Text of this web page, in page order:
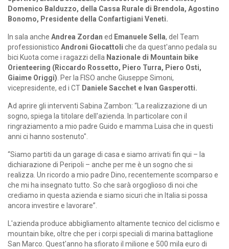
Domenico Balduzzo, della Cassa Rurale di Brendola, Agostino
Bonomo, Presidente della Confartigiani Veneti.
In sala anche Andrea Zordan ed Emanuele Sella, del Team
professionistico Androni Giocattoli che da quest'anno pedala su
bici Kuota come i ragazzi della Nazionale di Mountain bike
Orienteering (Riccardo Rossetto, Piero Turra, Piero Osti,
Giaime Origgi). Per la FISO anche Giuseppe Simoni,
vicepresidente, ed i CT Daniele Sacchet e Ivan Gasperotti.
Ad aprire gli interventi Sabina Zambon: “La realizzazione di un
sogno, spiega la titolare dell'azienda. In particolare con il
ringraziamento a mio padre Guido e mamma Luisa che in questi
anni ci hanno sostenuto".
“Siamo partiti da un garage di casa e siamo arrivati fin qui – la
dichiarazione di Peripoli – anche per me è un sogno che si
realizza. Un ricordo a mio padre Dino, recentemente scomparso e
che mi ha insegnato tutto. So che sarà orgoglioso di noi che
crediamo in questa azienda e siamo sicuri che in Italia si possa
ancora investire e lavorare”.
L'azienda produce abbigliamento altamente tecnico del ciclismo e
mountain bike, oltre che per i corpi speciali di marina battaglione
San Marco. Quest'anno ha sfiorato il milione e 500 mila euro di